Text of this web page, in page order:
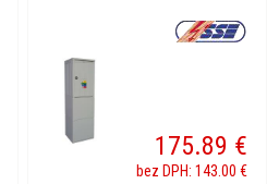
175.89 €
bez DPH: 143.00 €